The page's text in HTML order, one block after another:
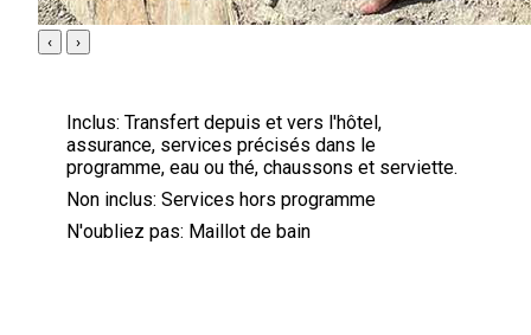
‹ ›
Inclus: Transfert depuis et vers l'hôtel,
assurance, services précisés dans le
programme, eau ou thé, chaussons et serviette.
Non inclus: Services hors programme
N'oubliez pas: Maillot de bain